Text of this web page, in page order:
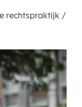
rechtspraktijk /